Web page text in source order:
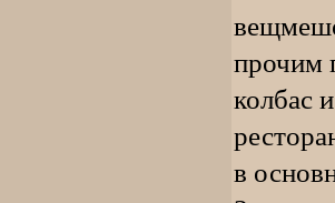
прочим
колбас
в